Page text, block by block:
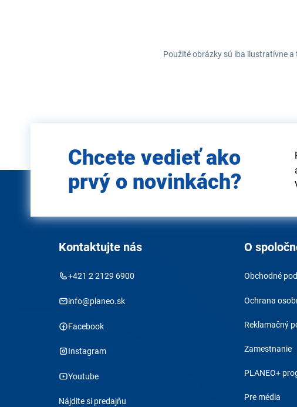
Použité obrázky sú iba ilustratívne
e-mail
Chcete vedieť ako
prvý o novinkách?
Kontaktujte nás
+421 2 2129 6900
info@planeo.sk
Facebook
Instagram
Youtube
Nájdite si predajňu
O
Obchodné
Ochrana
Reklamačný
Zamestnanie
PLANEO+
Pre média